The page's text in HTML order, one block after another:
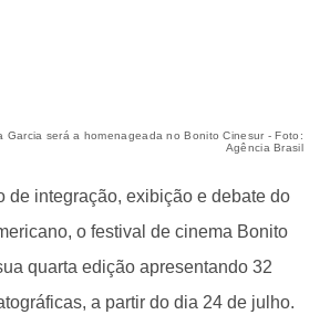
Garcia será a homenageada no Bonito Cinesur - Foto:
Agência Brasil
de integração, exibição e debate do
o festival de cinema Bonito
quarta edição apresentando 32
a partir do dia 24 de julho.